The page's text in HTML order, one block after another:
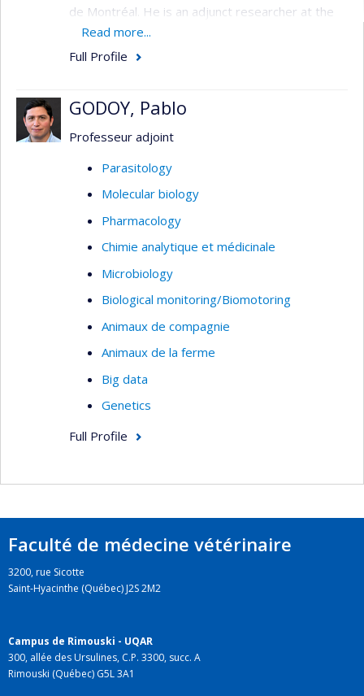
de Montréal. He is an adjunct researcher at the
Université de Montréal Hospital Research Centre
(CRCHUM). Additionally, he has held leadership
Montréal. Combined, Dr Beaudry has 24 years of
experience in mass spectrometry and
Natural Sciences and Engineering Research
Council of Canada (NSERC).
Read more...
Full Profile
GODOY, Pablo
Professeur adjoint
Parasitology
Molecular biology
Pharmacology
Chimie analytique et médicinale
Microbiology
Biological monitoring/Biomotoring
Animaux de compagnie
Animaux de la ferme
Big data
Genetics
Full Profile
Faculté de médecine vétérinaire
3200, rue Sicotte
Saint-Hyacinthe (Québec) J2S 2M2
Campus de Rimouski - UQAR
300, allée des Ursulines, C.P. 3300, succ. A
Rimouski (Québec) G5L 3A1